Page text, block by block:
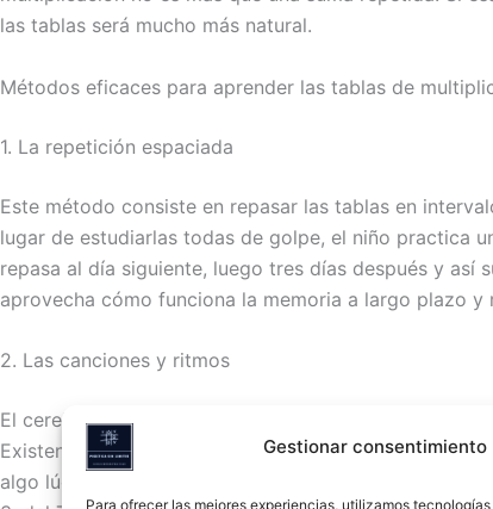
Gestionar consentimiento
Para ofrecer las mejores experiencias, utilizamos
las tablas será mucho más natural.
Métodos eficaces para aprender las tablas de
1. La repetición espaciada
Este método consiste en repasar las tablas en
lugar de estudiarlas todas de golpe, el niño practica
repasa al día siguiente, luego tres días después y así
aprovecha cómo funciona la memoria a largo plazo y
2. Las canciones y ritmos
El cerebro infantil retiene con mucha facilidad la
Existen canciones para cada tabla de multiplicar que
algo lúdico. Basta con buscar en plataformas de